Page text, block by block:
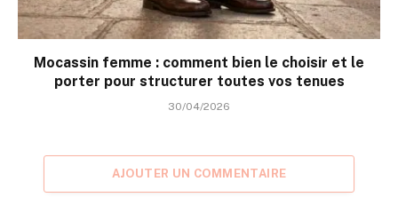
Mocassin femme : comment bien le choisir et le
porter pour structurer toutes vos tenues
30/04/2026
AJOUTER UN COMMENTAIRE